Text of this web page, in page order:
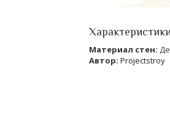
Материал стен:
Автор: Projectstroy